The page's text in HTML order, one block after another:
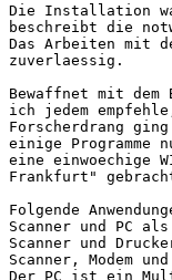
Die Installation
beschreibt die
Das Arbeiten mit
zuverlaessig.
Bewaffnet mit dem
ich jedem
Forscherdrang
einige Programme
eine einwoechige
Frankfurt"
Folgende
Scanner und PC
Scanner und
Scanner, Modem
Der PC ist ein